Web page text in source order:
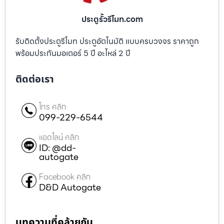
ประตูรั้วรีโมท.com
รับติดตั้งประตูรีโมท ประตูอัตโนมัติ แบบครบวงจร ราคาถูก
พร้อมประกันมอเตอร์ 5 ปี อะไหล่ 2 ปี
ติดต่อเรา
โทร คลิก
099-229-6544
แอดไลน์ คลิก
ID: @dd-
autogate
Facebook คลิก
D&D Autogate